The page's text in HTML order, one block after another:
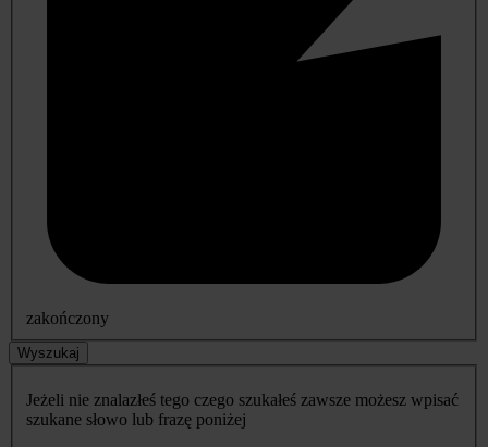
zakończony
Wyszukaj
Jeżeli nie znalazłeś tego czego szukałeś zawsze możesz wpisać
szukane słowo lub frazę poniżej